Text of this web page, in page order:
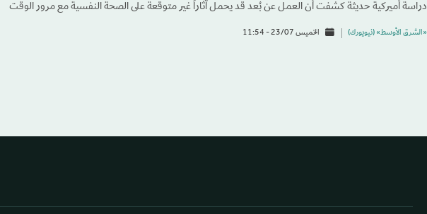
دراسة أميركية حديثة كشفت أن العمل عن بُعد قد يحمل آثاراً غير متوقعة على الصحة النفسية مع مرور الوقت
«الشرق الأوسط» (نيويورك) الخميس 23/07 - 11:54